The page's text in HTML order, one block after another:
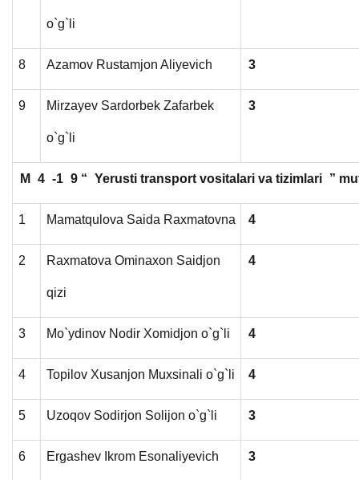
o`g`li
8 Azamov Rustamjon Aliyevich 3
9 Mirzayev Sardorbek Zafarbek
o`g`li
3
M 4 -1 9 “ Yerusti transport vositalari va tizimlari ”
1 Mamatqulova Saida Raxmatovna 4
2 Raxmatova Ominaxon Saidjon
qizi
4
3 Mo`ydinov Nodir Xomidjon o`g`li 4
4 Topilov Xusanjon Muxsinali o`g`li 4
5 Uzoqov Sodirjon Solijon o`g`li 3
6 Ergashev Ikrom Esonaliyevich 3